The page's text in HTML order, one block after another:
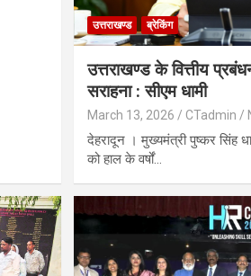
उत्तराखण्ड ब्रेकिंग
उत्तराखण्ड के वित्तीय
सराहना : सीएम धामी
March 13, 2026 CTadmin
देहरादून । मुख्यमंत्री पुष्कर सिंह
को हाल के वर्षों…